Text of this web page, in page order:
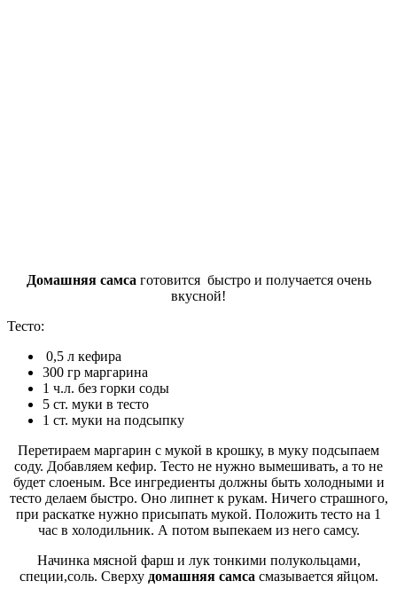
Домашняя самса готовится быстро и получается очень
вкусной!
Тесто:
0,5 л кефира
300 гр маргарина
1 ч.л. без горки соды
5 ст. муки в тесто
1 ст. муки на подсыпку
Перетираем маргарин с мукой в крошку, в муку подсыпаем
соду. Добавляем кефир. Тесто не нужно вымешивать, а то не
будет слоеным. Все ингредиенты должны быть холодными и
тесто делаем быстро. Оно липнет к рукам. Ничего страшного,
при раскатке нужно присыпать мукой. Положить тесто на 1
час в холодильник. А потом выпекаем из него самсу.
Начинка мясной фарш и лук тонкими полукольцами,
специи,соль. Сверхудомашняя самса смазывается яйцом.